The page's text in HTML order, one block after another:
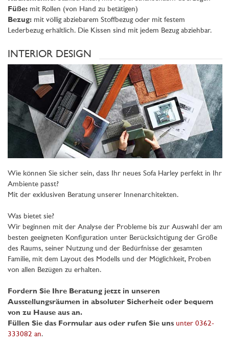
Füße: mit Rollen (von Hand zu betätigen)
Bezug: mit völlig abziebarem Stoffbezug oder mit festem
Lederbezug erhältlich. Die Kissen sind mit jedem Bezug abziehbar.
INTERIOR DESIGN
Wie können Sie sicher sein, dass Ihr neues Sofa Harley perfekt in Ihr
Ambiente passt?
Mit der exklusiven Beratung unserer Innenarchitekten.
Was bietet sie?
Wir beginnen mit der Analyse der Probleme bis zur Auswahl der am
besten geeigneten Konfiguration unter Berücksichtigung der Größe
des Raums, seiner Nutzung und der Bedürfnisse der gesamten
Familie, mit dem Layout des Modells und der Möglichkeit, Proben
von allen Bezügen zu erhalten.
Fordern Sie Ihre Beratung jetzt in unseren
Ausstellungsräumen in absoluter Sicherheit oder bequem
von zu Hause aus an.
Füllen Sie das Formular aus oder rufen Sie uns unter 0362-
333082 an.